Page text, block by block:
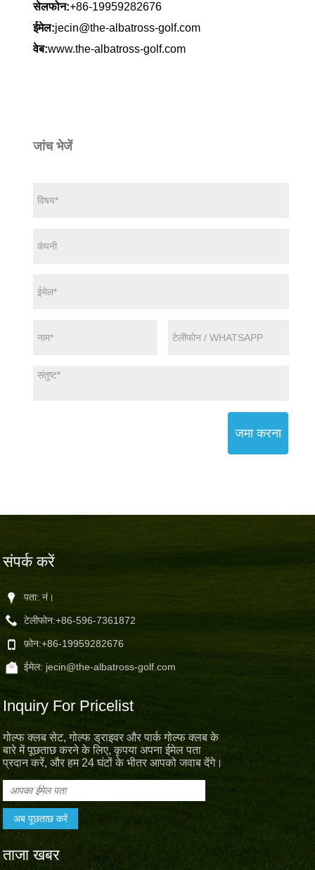
सेलफोन:+86-19959282676
ईमेल:jecin@the-albatross-golf.com
वेब:www.the-albatross-golf.com
जांच भेजें
जमा करना
संपर्क करें
पता: नं।
टेलीफोन:+86-596-7361872
फ़ोन:+86-19959282676
ईमेल: jecin@the-albatross-golf.com
Inquiry For Pricelist
गोल्फ क्लब सेट, गोल्फ ड्राइवर और पार्क गोल्फ क्लब के
बारे में पूछताछ करने के लिए, कृपया अपना ईमेल पता
प्रदान करें, और हम 24 घंटों के भीतर आपको जवाब देंगे।
ताजा खबर